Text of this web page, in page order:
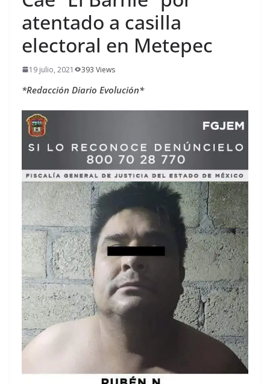
atentado a casilla
electoral en Metepec
19 julio, 2021 393 Views
*Redacción Diario Evolución*